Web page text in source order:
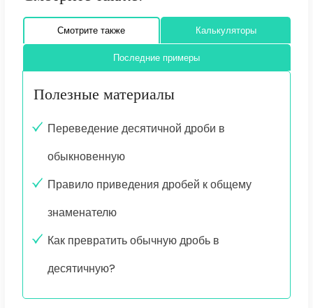
Смотрите также Калькуляторы
Последние примеры
Полезные материалы
Переведение десятичной дроби в
обыкновенную
Правило приведения дробей к общему
знаменателю
Как превратить обычную дробь в
десятичную?